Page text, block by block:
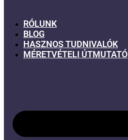
RÓLUNK
BLOG
HASZNOS TUDNIVALÓK
MÉRETVÉTELI ÚTMUTATÓ